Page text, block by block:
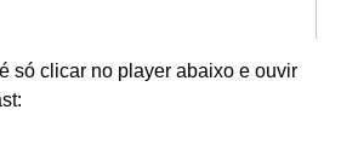
só clicar no player abaixo e ouvir